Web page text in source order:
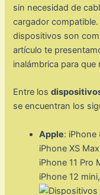
sin necesidad de
cargador
dispositivos son
artículo te
inalámbrica para
Entre los
se encuentran los
Apple: iPhone
iPhone XS
iPhone 11 Pro
iPhone 12